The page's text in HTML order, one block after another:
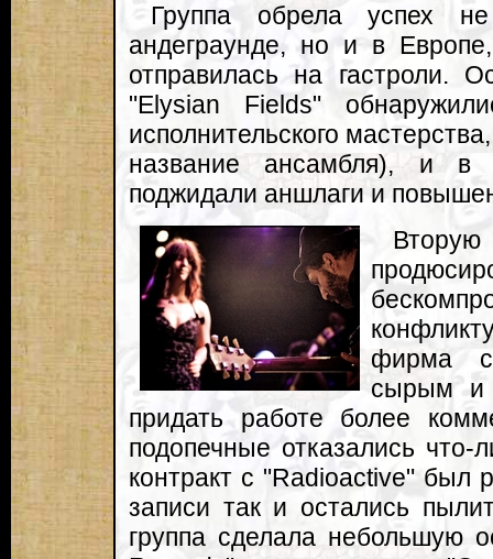
Группа обрела успех
андеграунде, но и в
отправилась на гастроли.
"Elysian Fields"
исполнительского
название ансамбля), и в
поджидали аншлаги и
Вторую
фирма
сырым и
придать работе более
подопечные отказались что-
контракт с "Radioactive" был
записи так и остались
группа сделала небольшую